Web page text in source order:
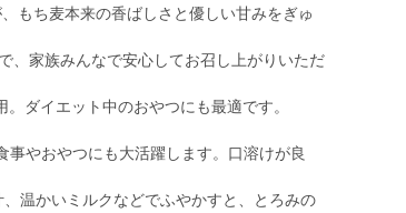
もち麦本来の香ばしさと優しい甘みをぎゅ
、家族みんなで安心してお召し上がりいただ
ダイエット中のおやつにも最適です。
やおやつにも大活躍します。口溶けが良
温かいミルクなどでふやかすと、とろみの